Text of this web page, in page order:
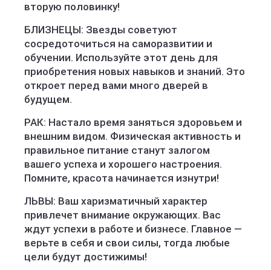
вторую половинку!
БЛИЗНЕЦЫ: Звезды советуют
сосредоточиться на саморазвитии и
обучении. Используйте этот день для
приобретения новых навыков и знаний. Это
откроет перед вами много дверей в
будущем.
РАК: Настало время заняться здоровьем и
внешним видом. Физическая активность и
правильное питание станут залогом
вашего успеха и хорошего настроения.
Помните, красота начинается изнутри!
ЛЬВЫ: Ваш харизматичный характер
привлечет внимание окружающих. Вас
ждут успехи в работе и бизнесе. Главное —
верьте в себя и свои силы, тогда любые
цели будут достижимы!